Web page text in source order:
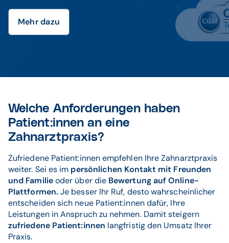
Mehr dazu
Welche Anforderungen haben
Patient:innen an eine
Zahnarztpraxis?
Zufriedene Patient:innen empfehlen Ihre Zahnarztpraxis
weiter. Sei es im persönlichen Kontakt mit Freunden
und Familieoder über die Bewertung auf Online-
Plattformen.Je besser Ihr Ruf, desto wahrscheinlicher
entscheiden sich neue Patient:innen dafür, Ihre
Leistungen in Anspruch zu nehmen. Damit steigern
zufriedene Patient:innen langfristig den Umsatz Ihrer
Praxis.